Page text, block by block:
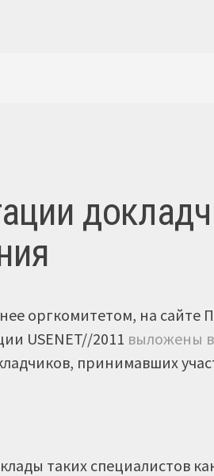
оргкомитетом, на сайте
USENET//2011 выложены
принимавших
таких специалистов